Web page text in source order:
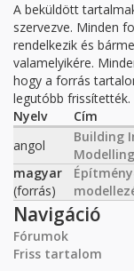
A beküldött
szervezve. Minden
rendelkezik és
valamelyikére.
hogy a forrás
legutóbb frissítették.
Nyelv
Cím
angol
Building
magyar
(forrás)
Navigáció
Fórumok
Friss tartalom